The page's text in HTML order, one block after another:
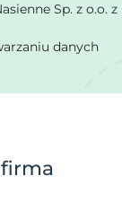
Sp. z o.o. z
danych
firma